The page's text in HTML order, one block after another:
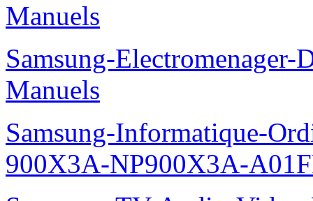
Manuels
Samsung-
Manuels
Samsung-Informatique-
900X3A-NP900X3A-